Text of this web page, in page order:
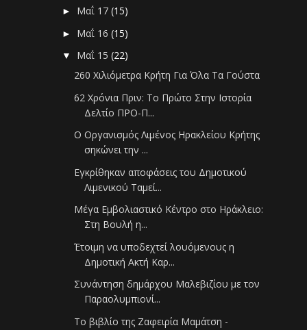
► Μαΐ 17(15)
► Μαΐ 16(15)
▼ Μαΐ 15(22)
260 Χιλιόμετρα Κρήτη Για Όλα Τα Γούστα
62 Χρόνια Πριν: Το Πρώτο Στην Ιστορία
Δελτίο ΠΡΟ-Π...
Ο Οργανισμός Λιμένος Ηρακλείου Κρήτης
σηκώνει την ...
Εγκρίθηκαν αποφάσεις του Δημοτικού
Λιμενικού Ταμεί...
Μέγα Εμβολιαστικό Κέντρο στο Ηράκλειο:
Στη Βουλή η...
Έτοιμη να υποδεχτεί λουόμενους η
Δημοτική Ακτή Καρ...
Συνάντηση δημάρχου Μαλεβιζίου με τον
Παραολυμπιονί...
Το βιβλίο της Ζαφειρία Μαμάτση -